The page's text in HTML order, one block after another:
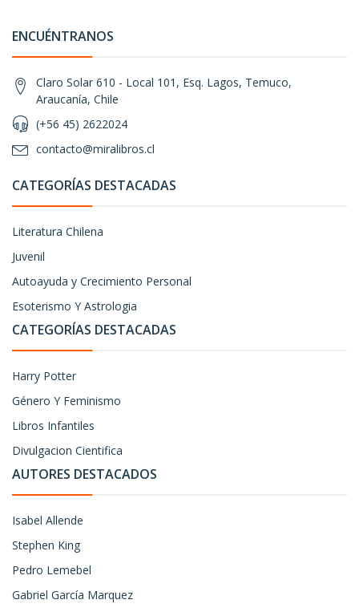
ENCUÉNTRANOS
Claro Solar 610 - Local 101, Esq. Lagos, Temuco,
Araucanía, Chile
(+56 45) 2622024
contacto@miralibros.cl
CATEGORÍAS DESTACADAS
Literatura Chilena
Juvenil
Autoayuda y Crecimiento Personal
Esoterismo Y Astrologia
CATEGORÍAS DESTACADAS
Harry Potter
Género Y Feminismo
Libros Infantiles
Divulgacion Cientifica
AUTORES DESTACADOS
Isabel Allende
Stephen King
Pedro Lemebel
Gabriel García Marquez